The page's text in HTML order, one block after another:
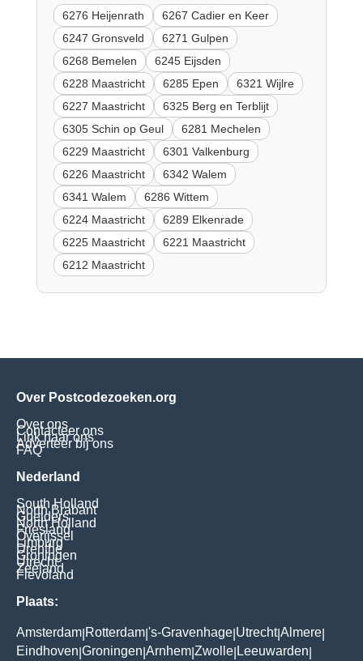
6276 Heijenrath
6267 Cadier en Keer
6247 Gronsveld
6271 Gulpen
6268 Bemelen
6245 Eijsden
6228 Maastricht
6285 Epen
6321 Wijlre
6227 Maastricht
6325 Berg en Terblijt
6305 Schin op Geul
6281 Mechelen
6229 Maastricht
6301 Valkenburg
6226 Maastricht
6342 Walem
6341 Walem
6286 Wittem
6224 Maastricht
6289 Elkenrade
6225 Maastricht
6221 Maastricht
6212 Maastricht
Over Postcodezoeken.org
Over ons
Contacteer ons
Link naar ons
Adverteer bij ons
FAQ
Nederland
South Holland
North Brabant
Guelders
North Holland
Friesland
Overijssel
Limburg
Drenthe
Groningen
Utrecht
Zeeland
Flevoland
Plaats:
Amsterdam Rotterdam 's-Gravenhage Utrecht|Almere
Eindhoven Groningen Arnhem Zwolle Leeuwarden